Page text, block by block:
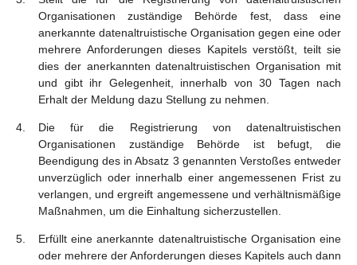
Organisationen zuständige Behörde fest, dass eine
anerkannte datenaltruistische Organisation gegen eine oder
mehrere Anforderungen dieses Kapitels verstößt, teilt sie
dies der anerkannten datenaltruistischen Organisation mit
und gibt ihr Gelegenheit, innerhalb von 30 Tagen nach
Erhalt der Meldung dazu Stellung zu nehmen.
Die für die Registrierung von datenaltruistischen
Organisationen zuständige Behörde ist befugt, die
Beendigung des in Absatz 3 genannten Verstoßes entweder
unverzüglich oder innerhalb einer angemessenen Frist zu
verlangen, und ergreift angemessene und verhältnismäßige
Maßnahmen, um die Einhaltung sicherzustellen.
Erfüllt eine anerkannte datenaltruistische Organisation eine
oder mehrere der Anforderungen dieses Kapitels auch dann